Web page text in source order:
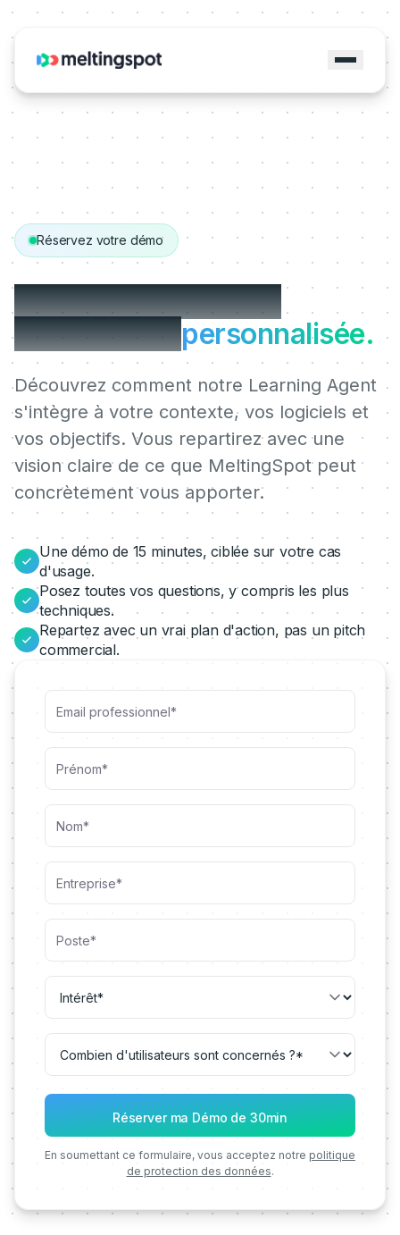
Réservez votre démo
Obtenez votre démo
MeltingSpotpersonnalisée.
Découvrez comment notre Learning Agent
s'intègre à votre contexte, vos logiciels et
vos objectifs. Vous repartirez avec une
vision claire de ce que MeltingSpot peut
concrètement vous apporter.
Une démo de 15 minutes, ciblée sur votre cas
d'usage.
Posez toutes vos questions, y compris les plus
techniques.
Repartez avec un vrai plan d'action, pas un pitch
commercial.
En soumettant ce formulaire, vous acceptez notre politique
de protection des données.